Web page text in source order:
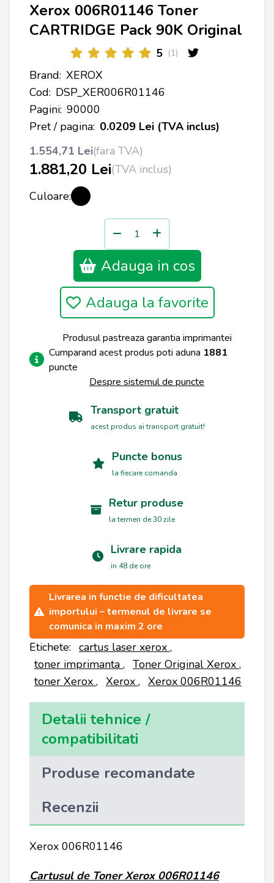
Xerox 006R01146 Toner
CARTRIDGE Pack 90K Original
5 (1)
Brand: XEROX
Cod: DSP_XER006R01146
Pagini: 90000
Pret / pagina: 0.0209 Lei (TVA inclus)
1.554,71 Lei(fara TVA)
1.881,20 Lei(TVA inclus)
Culoare:
Adauga in cos
Adauga la favorite
Produsul pastreaza garantia imprimantei
Cumparand acest produs poti aduna 1881
puncte
Despre sistemul de puncte
Transport gratuit
acest produs ai transport gratuit!
Puncte bonus
la fiecare comanda
Retur produse
la termen de 30 zile
Livrare rapida
in 48 de ore
Livrarea in functie de dificultatea
importului – termenul de livrare se
comunica in maxim 2 ore
Etichete: cartus laser xerox ,
toner imprimanta , Toner Original Xerox ,
toner Xerox , Xerox , Xerox 006R01146
Detalii tehnice /
compatibilitati
Produse recomandate
Recenzii
Xerox 006R01146
Cartusul de Toner Xerox 006R01146